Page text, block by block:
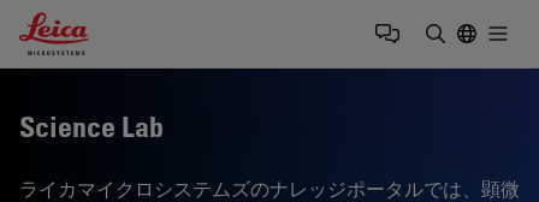
Leica Microsystems Logo
Science Lab
ライカマイクロシステムズのナレッジポータルでは、顕微